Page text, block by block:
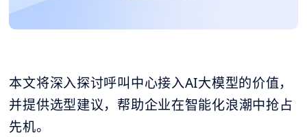
本文将深入探讨呼叫中心接入AI大模型的价值，
并提供选型建议，帮助企业在智能化浪潮中抢占
先机。